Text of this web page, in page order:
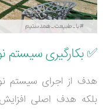
✅بکارگیری سیستم
هدف از اجرای سیستم
بلکه هدف اصلی